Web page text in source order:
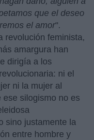
que el deseo
el amor".
revolución feminista,
amargura han
dirigía a los
ni el
ni la mujer al
ese silogismo no es
sino justamente la
entre hombre y